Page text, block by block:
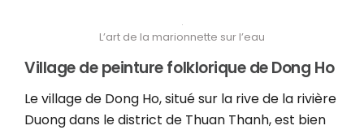
L’art de la marionnette sur l’eau
Village de peinture folklorique de Dong Ho
Le village de Dong Ho, situé sur la rive de la rivière
Duong dans le district de Thuan Thanh, est bien